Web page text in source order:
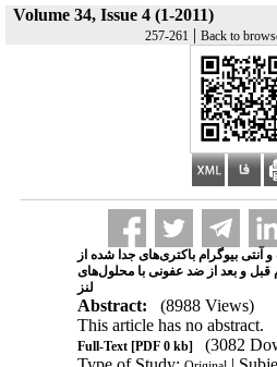
Volume 34, Issue 4 (1-2011)
257-261 | Back to
بیوگرام باکتری‌های جدا شده از
و بعد از ضد عفونی با محلول‌های
لنز
Abstract:
(8988 Views)
This article has no abstract.
Full-Text[PDF 0 kb]
(3082